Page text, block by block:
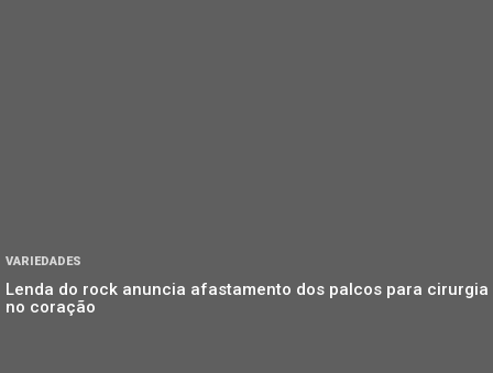
VARIEDADES
Lenda do rock anuncia afastamento dos palcos para cirurgia
no coração